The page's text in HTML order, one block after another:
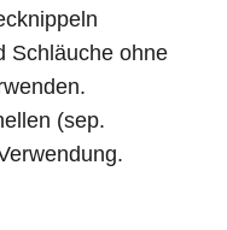
Schläuche ohne
(sep.